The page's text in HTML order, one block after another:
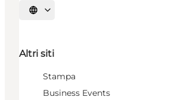
Seleziona la lingua
Altri siti
Stampa
Business Events